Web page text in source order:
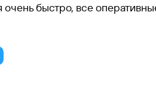
очень быстро, все